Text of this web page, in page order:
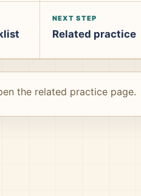
NEXT STEP
Related practice
the related practice page.